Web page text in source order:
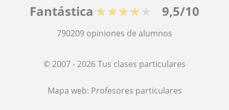
Fantástica ★★★★★ 9,5/10
790209 opiniones de alumnos
© 2007 - 2026 Tus clases particulares
Mapa web: Profesores particulares